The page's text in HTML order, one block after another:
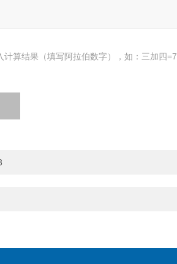
计算结果（填写阿拉伯数字），如：三加四=7